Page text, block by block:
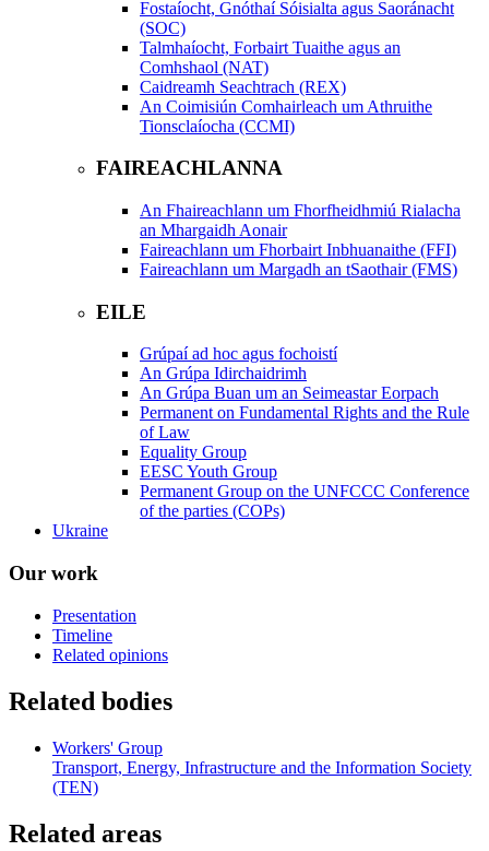
Fostaíocht, Gnóthaí Sóisialta agus Saoránacht
(SOC)
Talmhaíocht, Forbairt Tuaithe agus an
Comhshaol (NAT)
Caidreamh Seachtrach (REX)
An Coimisiún Comhairleach um Athruithe
Tionsclaíocha (CCMI)
FAIREACHLANNA
An Fhaireachlann um Fhorfheidhmiú Rialacha
an Mhargaidh Aonair
Faireachlann um Fhorbairt Inbhuanaithe (FFI)
Faireachlann um Margadh an tSaothair (FMS)
EILE
Grúpaí ad hoc agus fochoistí
An Grúpa Idirchaidrimh
An Grúpa Buan um an Seimeastar Eorpach
Permanent on Fundamental Rights and the Rule
of Law
Equality Group
EESC Youth Group
Permanent Group on the UNFCCC Conference
of the parties (COPs)
Ukraine
Our work
Presentation
Timeline
Related opinions
Related bodies
Workers' Group
Transport, Energy, Infrastructure and the Information Society
(TEN)
Related areas